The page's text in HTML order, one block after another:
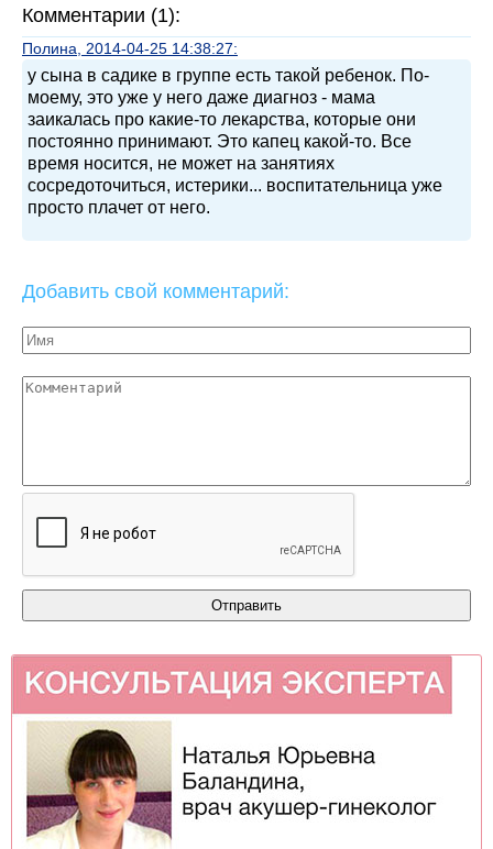
Комментарии (1):
Полина, 2014-04-25 14:38:27:
у сына в садике в группе есть такой ребенок. По-
моему, это уже у него даже диагноз - мама
заикалась про какие-то лекарства, которые они
постоянно принимают. Это капец какой-то. Все
время носится, не может на занятиях
сосредоточиться, истерики... воспитательница уже
просто плачет от него.
Добавить свой комментарий: